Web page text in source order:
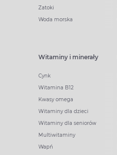
Zatoki
Woda morska
Witaminy i minerały
Cynk
Witamina B12
Kwasy omega
Witaminy dla dzieci
Witaminy dla seniorów
Multiwitaminy
Wapń